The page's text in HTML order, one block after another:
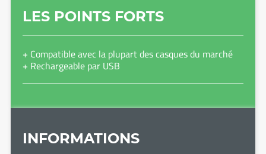
LES POINTS FORTS
+ Compatible avec la plupart des casques du marché
+ Rechargeable par USB
INFORMATIONS